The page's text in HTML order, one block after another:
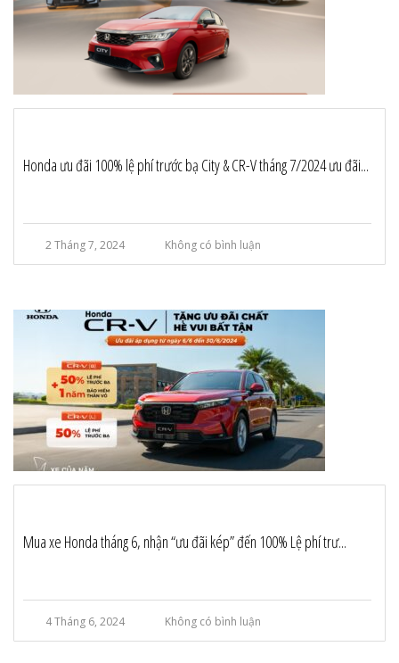
Honda ưu đãi 100% lệ phí trước bạ City & CR-V tháng 7/2024 ưu đãi...
2 Tháng 7, 2024 Không có bình luận
Mua xe Honda tháng 6, nhận “ưu đãi kép” đến 100% Lệ phí trư...
4 Tháng 6, 2024 Không có bình luận